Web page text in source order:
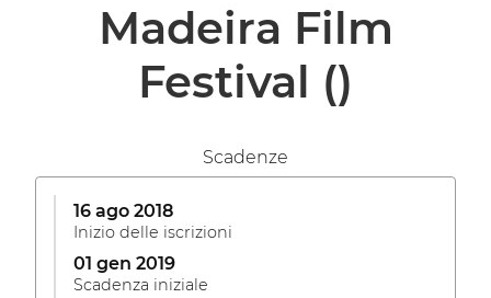
Madeira Film
Festival ()
Scadenze
16 ago 2018
Inizio delle iscrizioni
01 gen 2019
Scadenza iniziale